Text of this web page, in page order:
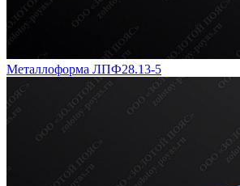
Металлоформа ЛПФ28.13-5